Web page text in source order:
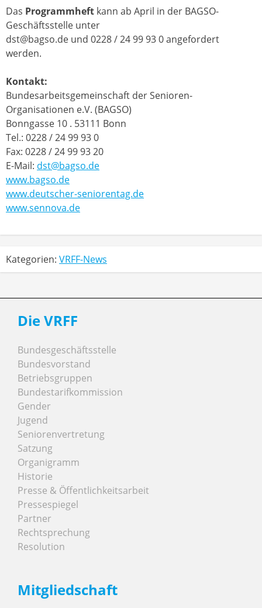
Das Programmheft kann ab April in der BAGSO-
Geschäftsstelle unter
dst@bagso.de und 0228 / 24 99 93 0 angefordert
werden.
Kontakt:
Bundesarbeitsgemeinschaft der Senioren-
Organisationen e.V. (BAGSO)
Bonngasse 10 . 53111 Bonn
Tel.: 0228 / 24 99 93 0
Fax: 0228 / 24 99 93 20
E-Mail: dst@bagso.de
www.bagso.de
www.deutscher-seniorentag.de
www.sennova.de
Kategorien: VRFF-News
Die VRFF
Bundesgeschäftsstelle
Bundesvorstand
Betriebsgruppen
Bundestarifkommission
Gender
Jugend
Seniorenvertretung
Satzung
Organigramm
Historie
Presse & Öffentlichkeitsarbeit
Pressespiegel
Partner
Rechtsprechung
Resolution
Mitgliedschaft